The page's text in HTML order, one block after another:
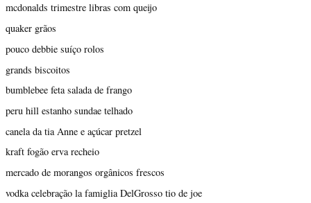
mcdonalds trimestre libras com queijo
quaker grãos
pouco debbie suíço rolos
grands biscoitos
bumblebee feta salada de frango
peru hill estanho sundae telhado
canela da tia Anne e açúcar pretzel
kraft fogão erva recheio
mercado de morangos orgânicos frescos
vodka celebração la famiglia DelGrosso tio de joe